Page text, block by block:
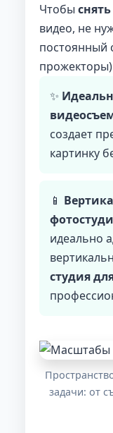
Чтобы
видео, не
постоянный
✨
создает
картинку
📱
идеально
студия
задачи: от